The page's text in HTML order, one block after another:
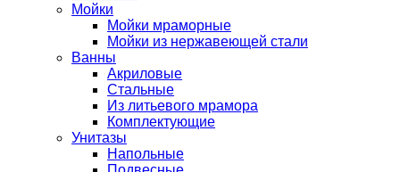
Мойки
Мойки мраморные
Мойки из нержавеющей стали
Ванны
Акриловые
Стальные
Из литьевого мрамора
Комплектующие
Унитазы
Напольные